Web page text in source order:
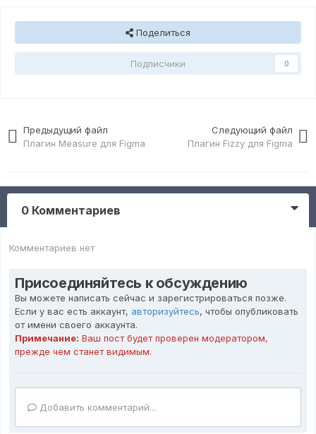
Поделиться
Подписчики 0
Предыдущий файл
Плагин Measure для Figma
Следующий файл
Плагин Fizzy для Figma
0 Комментариев
Комментариев нет
Присоединяйтесь к обсуждению
Вы можете написать сейчас и зарегистрироваться позже.
Если у вас есть аккаунт, авторизуйтесь, чтобы опубликовать
от имени своего аккаунта.
Примечание: Ваш пост будет проверен модератором,
прежде чем станет видимым.
Добавить комментарий...